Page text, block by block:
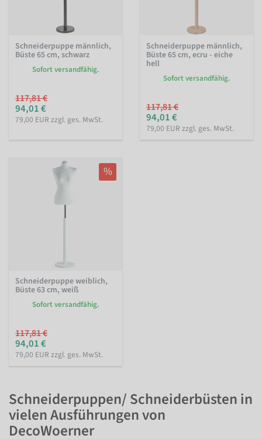
Schneiderpuppe männlich,
Büste 65 cm, schwarz
Sofort versandfähig.
117,81 €
94,01 €
79,00 EUR zzgl. ges. MwSt.
Schneiderpuppe männlich,
Büste 65 cm, ecru - eiche
hell
Sofort versandfähig.
117,81 €
94,01 €
79,00 EUR zzgl. ges. MwSt.
%
Schneiderpuppe weiblich,
Büste 63 cm, weiß
Sofort versandfähig.
117,81 €
94,01 €
79,00 EUR zzgl. ges. MwSt.
Schneiderpuppen/ Schneiderbüsten in
vielen Ausführungen von
DecoWoerner